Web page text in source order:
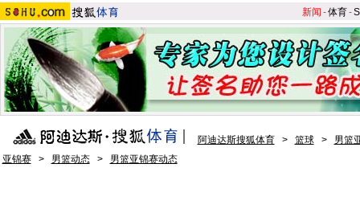
新闻 -体育-S
阿迪达斯搜狐体育 > 篮球 >
男篮
亚锦赛
> 男篮动态 > 男篮亚锦赛动态